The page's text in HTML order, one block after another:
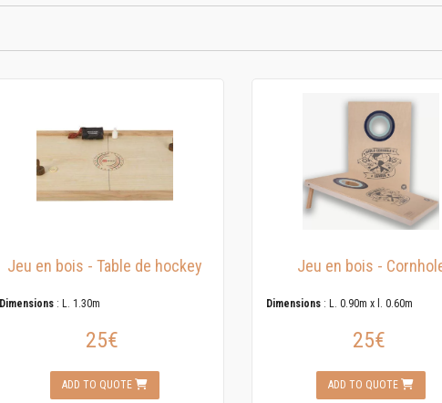
Jeu en bois - Table de hockey
Dimensions : L. 1.30m
25€
ADD TO QUOTE
Jeu en bois -
Dimensions: L. 0.90m x l. 0.60m
25€
ADD TO QUOTE